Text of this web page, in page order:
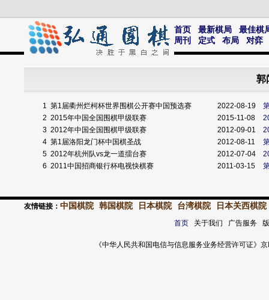
首页 最新棋局
最佳棋
周刊
定式 布局 对弈
郭
1 第1届衢州烂柯杯世界围棋公开赛中国预选赛 2022-08-19
2 2015年中国全国围棋甲级联赛 2015-11-08
3 2012年中国全国围棋甲级联赛 2012-09-01
4 第1届洛阳龙门杯中国棋圣战 2012-08-11
5 2012年杭州队vs龙一道擂台赛 2012-07-04
6 2011中国招商银行杯电视快棋赛 2011-03-15
友情链接： 中国棋院 韩国棋院 日本棋院 台湾棋院 日本关西棋院
首页关于我们 广告服务
《中华人民共和国电信与信息服务业务经营许可证